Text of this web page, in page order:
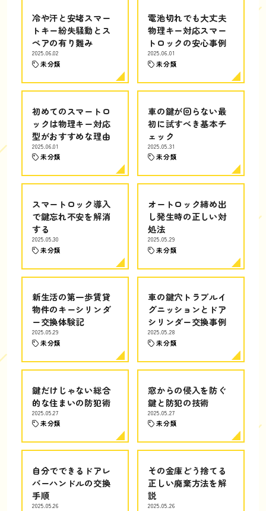
冷や汗と安堵スマー
トキー紛失騒動とス
ペアの有り難み
2025.06.02
未分類
電池切れでも大丈夫
物理キー対応スマー
トロックの安心事例
2025.06.01
未分類
初めてのスマートロ
ックは物理キー対応
型がおすすめな理由
2025.06.01
未分類
車の鍵が回らない最
初に試すべき基本チ
ェック
2025.05.31
未分類
スマートロック導入
で鍵忘れ不安を解消
する
2025.05.30
未分類
オートロック締め出
し発生時の正しい対
処法
2025.05.29
未分類
新生活の第一歩賃貸
物件のキーシリンダ
ー交換体験記
2025.05.29
未分類
車の鍵穴トラブルイ
グニッションとドア
シリンダー交換事例
2025.05.28
未分類
鍵だけじゃない総合
的な住まいの防犯術
2025.05.27
未分類
窓からの侵入を防ぐ
鍵と防犯の技術
2025.05.27
未分類
自分でできるドアレ
バーハンドルの交換
手順
2025.05.26
その金庫どう捨てる
正しい廃棄方法を解
説
2025.05.26